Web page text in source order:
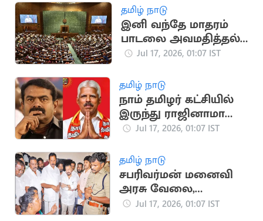
தமிழ் நாடு
இனி வந்தே மாதரம்
பாடலை அவமதித்தல்
தண்டனை நிச்சயம்
Jul 17, 2026, 01:07 IST
தமிழ் நாடு
நாம் தமிழர் கட்சியில்
இருந்து ராஜினாமா
செய்தார்
Jul 17, 2026, 01:07 IST
தமிழ் நாடு
சபரிவர்மன் மனைவி
அரசு வேலை,
நிவாரணத்தை ஏற்க
Jul 17, 2026, 01:07 IST